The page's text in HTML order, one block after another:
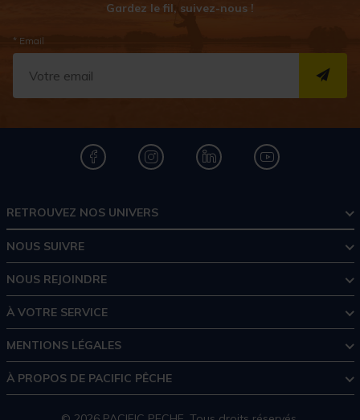
Gardez le fil, suivez-nous !
* Email
RETROUVEZ NOS UNIVERS
NOUS SUIVRE
NOUS REJOINDRE
À VOTRE SERVICE
MENTIONS LÉGALES
À PROPOS DE PACIFIC PÊCHE